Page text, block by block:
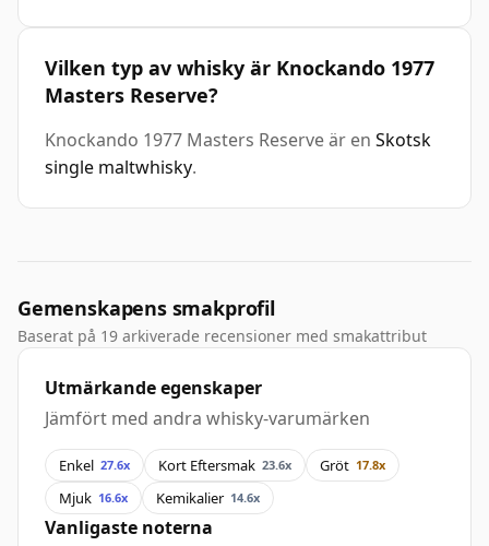
Vilken typ av whisky är Knockando 1977
Masters Reserve?
Knockando 1977 Masters Reserve är en Skotsk
single maltwhisky.
Gemenskapens smakprofil
Baserat på 19 arkiverade recensioner med smakattribut
Utmärkande egenskaper
Jämfört med andra whisky-varumärken
Enkel 27.6x Kort Eftersmak 23.6x Gröt 17.8x
Mjuk 16.6x Kemikalier 14.6x
Vanligaste noterna